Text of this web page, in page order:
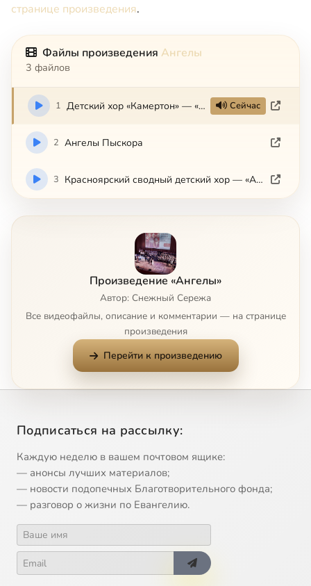
странице произведения.
Файлы произведения Ангелы
3 файлов
1 Детский хор «Камертон» — «Ангелы» Сейчас
2 Ангелы Пыскора
3 Красноярский сводный детский хор — «Ангелы»
Произведение «Ангелы»
Автор: Снежный Сережа
Все видеофайлы, описание и комментарии — на странице
произведения
Перейти к произведению
Подписаться на рассылку:
Каждую неделю в вашем почтовом ящике:
— анонсы лучших материалов;
— новости подопечных Благотворительного фонда;
— разговор о жизни по Евангелию.